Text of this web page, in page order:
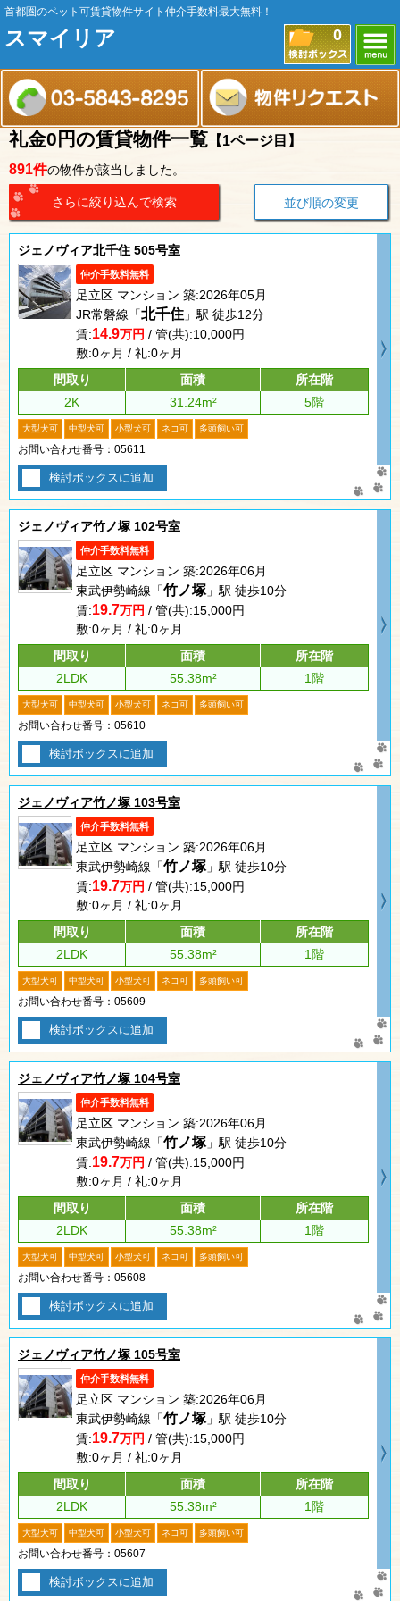
首都圏のペット可賃貸物件サイト仲介手数料最大無料！
スマイリア 0
礼金0円の賃貸物件一覧 【1ページ目】
891件の物件が該当しました。
さらに絞り込んで検索 並び順の変更
ジェノヴィア北千住 505号室
仲介手数料無料
足立区 マンション 築:2026年05月
JR常磐線「北千住 」駅 徒歩12分
賃:14.9万円 / 管(共):10,000円
敷:0ヶ月 / 礼:0ヶ月
間取り
面積
所在階
2K
31.24m² 5階
大型犬可 中型犬可 小型犬可 ネコ可 多頭飼い可
お問い合わせ番号：05611
検討ボックスに追加
ジェノヴィア竹ノ塚 102号室
仲介手数料無料
足立区 マンション 築:2026年06月
東武伊勢崎線「竹ノ塚」駅 徒歩10分
賃:19.7万円 / 管(共):15,000円
敷:0ヶ月 / 礼:0ヶ月
間取り
面積
所在階
2LDK
55.38m² 1階
大型犬可 中型犬可 小型犬可 ネコ可 多頭飼い可
お問い合わせ番号：05610
検討ボックスに追加
ジェノヴィア竹ノ塚 103号室
仲介手数料無料
足立区 マンション 築:2026年06月
東武伊勢崎線「竹ノ塚」駅 徒歩10分
賃:19.7万円 / 管(共):15,000円
敷:0ヶ月 / 礼:0ヶ月
間取り
面積
所在階
2LDK
55.38m² 1階
大型犬可 中型犬可 小型犬可 ネコ可 多頭飼い可
お問い合わせ番号：05609
検討ボックスに追加
ジェノヴィア竹ノ塚 104号室
仲介手数料無料
足立区 マンション 築:2026年06月
東武伊勢崎線「竹ノ塚」駅 徒歩10分
賃:19.7万円 / 管(共):15,000円
敷:0ヶ月 / 礼:0ヶ月
間取り
面積
所在階
2LDK
55.38m² 1階
大型犬可 中型犬可 小型犬可 ネコ可 多頭飼い可
お問い合わせ番号：05608
検討ボックスに追加
ジェノヴィア竹ノ塚 105号室
仲介手数料無料
足立区 マンション 築:2026年06月
東武伊勢崎線「竹ノ塚」駅 徒歩10分
賃:19.7万円 / 管(共):15,000円
敷:0ヶ月 / 礼:0ヶ月
間取り
面積
所在階
2LDK
55.38m² 1階
大型犬可 中型犬可 小型犬可 ネコ可 多頭飼い可
お問い合わせ番号：05607
検討ボックスに追加